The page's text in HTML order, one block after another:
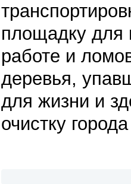
площадку для
работе и
деревья,
для жизни и
очистку